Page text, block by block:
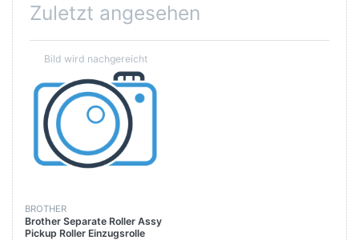
Zuletzt angesehen
BROTHER
Brother Separate Roller Assy
Pickup Roller Einzugsrolle